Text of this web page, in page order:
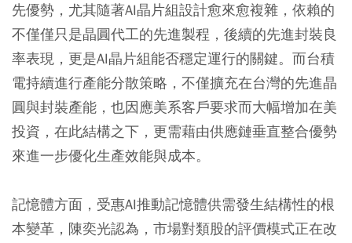
先優勢，尤其隨著AI晶片組設計愈來愈複雜，依賴的
不僅僅只是晶圓代工的先進製程，後續的先進封裝良
率表現，更是AI晶片組能否穩定運行的關鍵。而台積
電持續進行產能分散策略，不僅擴充在台灣的先進晶
圓與封裝產能，也因應美系客戶要求而大幅增加在美
投資，在此結構之下，更需藉由供應鏈垂直整合優勢
來進一步優化生產效能與成本。
記憶體方面，受惠AI推動記憶體供需發生結構性的根
本變革，陳奕光認為，市場對類股的評價模式正在改